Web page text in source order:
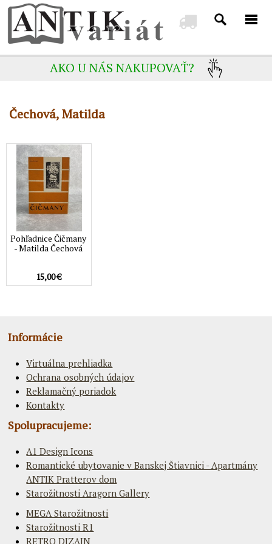
AKO U NÁS NAKUPOVAŤ?
Čechová, Matilda
Pohľadnice Čičmany
- Matilda Čechová
15,00 €
Informácie
Virtuálna prehliadka
Ochrana osobných údajov
Reklamačný poriadok
Kontakty
Spolupracujeme:
A1 Design Icons
Romantické ubytovanie v Banskej Štiavnici - Apartmány
ANTIK Pratterov dom
Starožitnosti Aragorn Gallery
MEGA Starožitnosti
Starožitnosti R1
RETRO DIZAJN